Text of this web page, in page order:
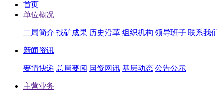
首页
单位概况
二局简介 找矿成果 历史沿革 组织机构 领导班子 联系我
新闻资讯
要情快递 总局要闻 国资网讯 基层动态 公告公示
主营业务